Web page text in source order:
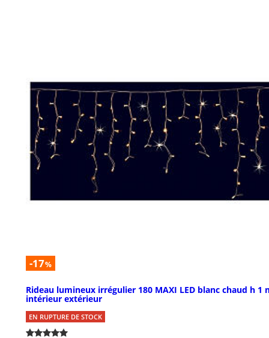
-17%
Rideau lumineux irrégulier 180 MAXI LED blanc chaud h 1
intérieur extérieur
EN RUPTURE DE STOCK